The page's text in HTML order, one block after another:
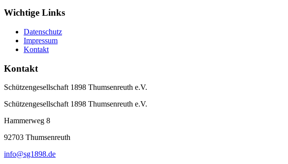
Wichtige Links
Datenschutz
Impressum
Kontakt
Kontakt
Schützengesellschaft 1898 Thumsenreuth e.V.
Schützengesellschaft 1898 Thumsenreuth e.V.
Hammerweg 8
92703 Thumsenreuth
info@sg1898.de